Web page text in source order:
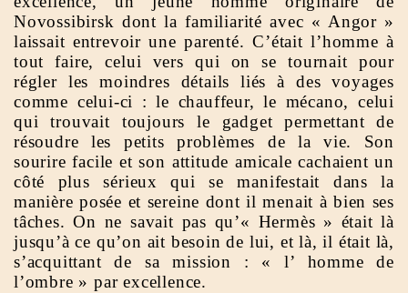
Novossibirsk dont la familiarité avec « Angor »
laissait entrevoir une parenté. C’était l’homme à
tout faire, celui vers qui on se tournait pour
régler les moindres détails liés à des voyages
comme celui-ci : le chauffeur, le mécano, celui
qui trouvait toujours le gadget permettant de
résoudre les petits problèmes de la vie. Son
sourire facile et son attitude amicale cachaient un
côté plus sérieux qui se manifestait dans la
manière posée et sereine dont il menait à bien ses
tâches. On ne savait pas qu’« Hermès » était là
jusqu’à ce qu’on ait besoin de lui, et là, il était là,
s’acquittant de sa mission : « l’ homme de
l’ombre » par excellence.